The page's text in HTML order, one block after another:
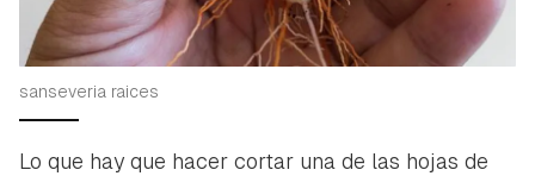
sanseveria raices
Lo que hay que hacer cortar una de las hojas de